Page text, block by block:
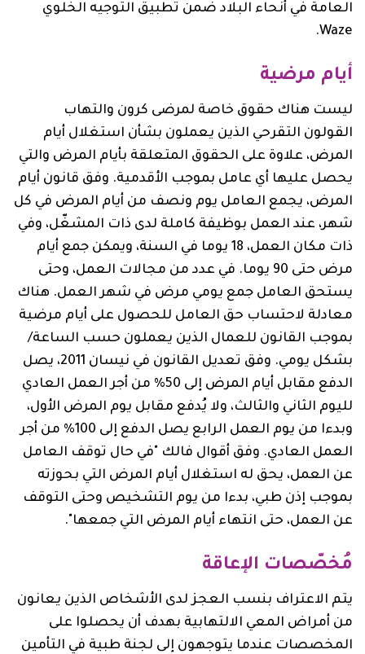
العامة في أنحاء البلاد ضمن تطبيق التوجيه الخلوي
Waze.
أيام مرضية
ليست هناك حقوق خاصة لمرضى كرون والتهاب
القولون التقرحي الذين يعملون بشأن استغلال أيام
المرض، علاوة على الحقوق المتعلقة بأيام المرض والتي
يحصل عليها أي عامل بموجب الأقدمية. وفق قانون أيام
المرض، يجمع العامل يوم ونصف من أيام المرض في كل
شهر، عند العمل بوظيفة كاملة لدى ذات المشغّل، وفي
ذات مكان العمل، 18 يوما في السنة، ويمكن جمع أيام
مرض حتى 90 يوما. في عدد من مجالات العمل، وحتى
يستحق العامل جمع يومي مرض في شهر العمل. هناك
معادلة لاحتساب حق العامل للحصول على أيام مرضية
بموجب القانون للعمال الذين يعملون حسب الساعة/
بشكل يومي. وفق تعديل القانون في نيسان 2011، يصل
الدفع مقابل أيام المرض إلى 50% من أجر العمل العادي
لليوم الثاني والثالث، ولا يُدفع مقابل يوم المرض الأول،
وبدءا من يوم العمل الرابع يصل الدفع إلى 100% من أجر
العمل العادي. وفق أقوال فالك "في حال توقف العامل
عن العمل، يحق له استغلال أيام المرض التي بحوزته
بموجب إذن طبي، بدءا من يوم التشخيص وحتى التوقف
عن العمل، حتى انتهاء أيام المرض التي جمعها".
مُخصّصات الإعاقة
يتم الاعتراف بنسب العجز لدى الأشخاص الذين يعانون
من أمراض المعي الالتهابية بهدف أن يحصلوا على
المخصصات عندما يتوجهون إلى لجنة طبية في التأمين